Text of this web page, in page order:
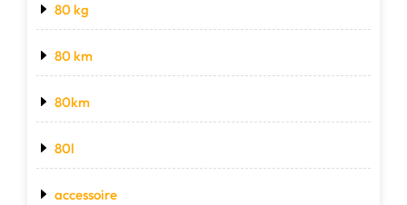
80 kg
80 km
80km
80l
accessoire